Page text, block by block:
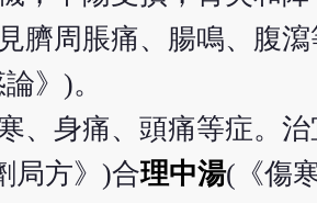
臍周脹痛、腸鳴、腹
》)。
、身痛、頭痛等症。
局方》)合理中湯(《傷